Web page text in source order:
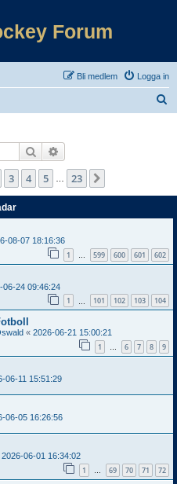
Forum
Logga in
Bli medlem
Sök
23
3 4 5 23
08-07 18:16:36
1 … 599 600 601 602
06-24 09:46:24
1 101 102 103 104
« 2026-06-21 15:00:21
1 … 6 7 8 9
06-11 15:51:29
06-05 16:26:56
2026-06-01 16:34:02
1 … 69 70 71 72